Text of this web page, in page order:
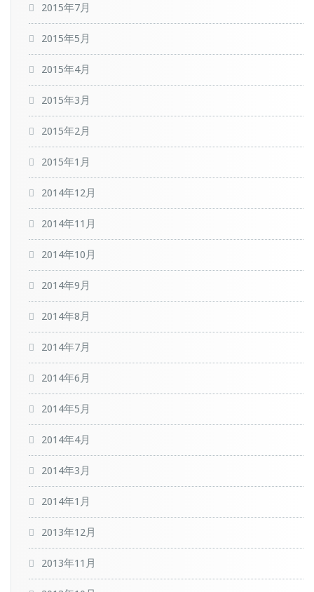
2015年7月
2015年5月
2015年4月
2015年3月
2015年2月
2015年1月
2014年12月
2014年11月
2014年10月
2014年9月
2014年8月
2014年7月
2014年6月
2014年5月
2014年4月
2014年3月
2014年1月
2013年12月
2013年11月